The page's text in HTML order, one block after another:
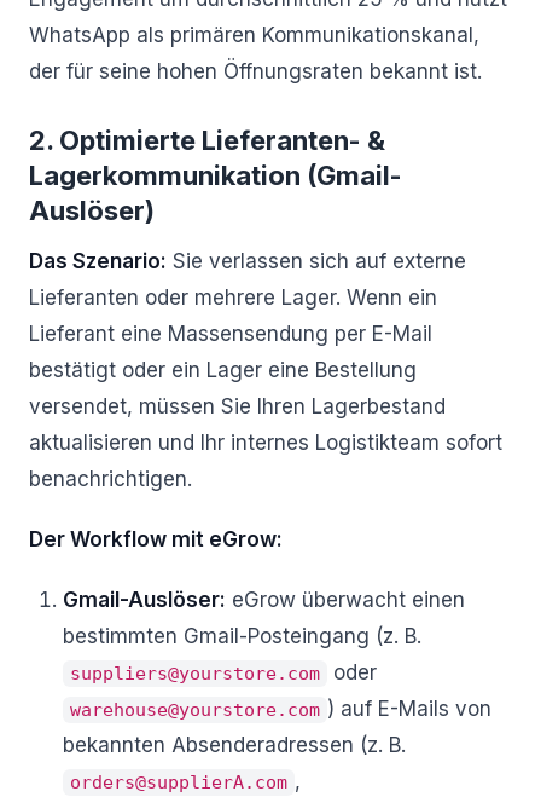
WhatsApp als primären Kommunikationskanal,
der für seine hohen Öffnungsraten bekannt ist.
2. Optimierte Lieferanten- &
Lagerkommunikation (Gmail-
Auslöser)
Das Szenario: Sie verlassen sich auf externe
Lieferanten oder mehrere Lager. Wenn ein
Lieferant eine Massensendung per E-Mail
bestätigt oder ein Lager eine Bestellung
versendet, müssen Sie Ihren Lagerbestand
aktualisieren und Ihr internes Logistikteam sofort
benachrichtigen.
Der Workflow mit eGrow:
Gmail-Auslöser: eGrow überwacht einen
bestimmten Gmail-Posteingang (z. B.
suppliers@yourstore.com oder
warehouse@yourstore.com ) auf E-Mails von
bekannten Absenderadressen (z. B.
orders@supplierA.com ,